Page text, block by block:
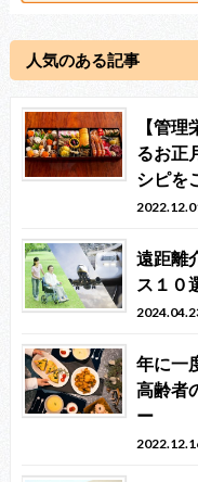
人気のある記事
【管
るお正
シピを
遠距離
ス１０
年に一
高齢者
ー